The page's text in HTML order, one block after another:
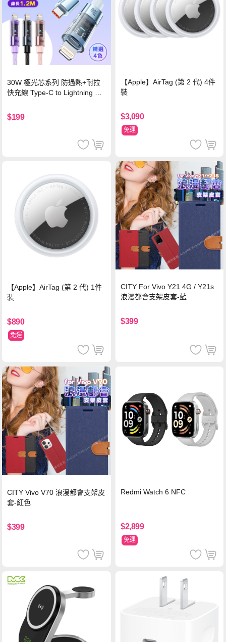
30W 極光芯系列 防過熱+耐拉
快充線 Type-C to Lightning 傳
$199
【Apple】AirTag (第 2 代) 4件
裝
$3,090
免運
【Apple】AirTag (第 2 代) 1件
裝
$890
免運
CITY For Vivo Y21 4G / Y21s
浪漫都會支架皮套-藍
$399
CITY Vivo V70 浪漫都會支架皮
套-紅色
$399
Redmi Watch 6 NFC
$2,899
免運